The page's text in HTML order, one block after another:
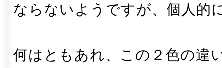
ならないようですが、個人的
何はともあれ、この２色の違